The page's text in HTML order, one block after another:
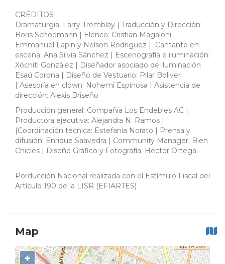
CRÉDITOS
Dramaturgia: Larry Tremblay | Traducción y Dirección:
Boris Schoemann | Elenco: Cristian Magaloni,
Emmanuel Lapin y Nelson Rodriguez | Cantante en
escena: Ana Silvia Sánchez | Escenografía e iluminación:
Xóchitl González | Diseñador asociado de iluminación
Esaú Corona | Diseño de Vestuario: Pilar Boliver
| Asesoría en clown: Nohemí Espinosa | Asistencia de
dirección: Alexis Briseño
Producción general: Compañía Los Endebles AC |
Productora ejecutiva: Alejandra N. Ramos |
|Coordinación técnica: Estefanía Norato | Prensa y
difusión: Enrique Saavedra | Community Manager: Bien
Chicles | Diseño Gráfico y Fotografía: Héctor Ortega
Porducción Nacional realizada con el Estímulo Fiscal del
Artículo 190 de la LISR (EFIARTES)
Map
+